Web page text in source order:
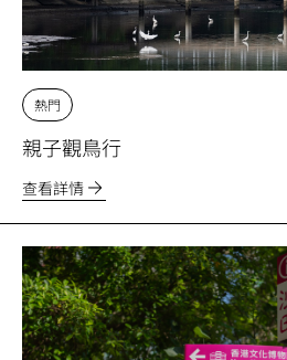
熱門
親子觀鳥行
查看詳情